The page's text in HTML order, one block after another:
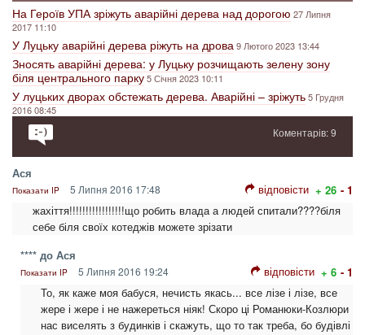
На Героїв УПА зріжуть аварійні дерева над дорогою 27 Липня
2017 11:10
У Луцьку аварійні дерева ріжуть на дрова 9 Лютого 2023 13:44
Зносять аварійні дерева: у Луцьку розчищають зелену зону
біля центрального парку5 Січня 2023 10:11
У луцьких дворах обстежать дерева. Аварійні – зріжуть5 Грудня
2016 08:45
Коментарів: 9
Ася
Показати IP 5 Липня 2016 17:48 відповісти + 26 - 1
жахіття!!!!!!!!!!!!!!!!!що робить влада а людей спитали????біля
себе біля своїх котеджів можете зрізати
**** до Ася
Показати IP 5 Липня 2016 19:24 відповісти + 6 - 1
То, як каже моя бабуся, нечисть якась... все лізе і лізе, все
жере і жере і не нажереться ніяк! Скоро ці Романюки-Козлюри
нас виселять з будинків і скажуть, що то так треба, бо будівлі